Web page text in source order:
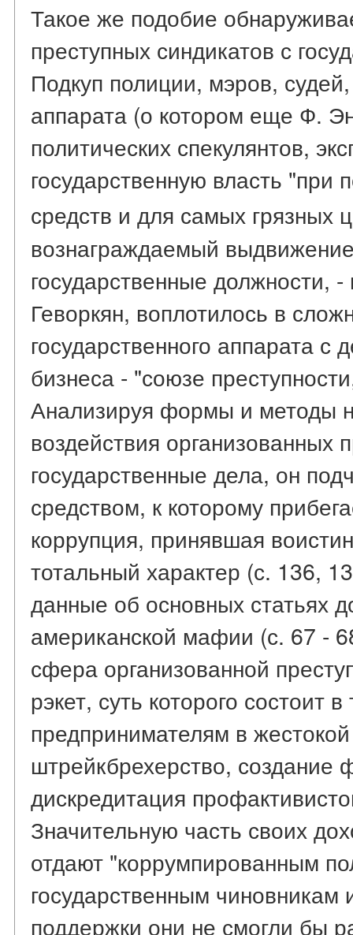
Такое же подобие
преступных синдикатов с
Подкуп полиции, мэров,
аппарата (о котором еще Ф.
политических спекулянтов,
государственную власть
средств и для самых грязных
вознаграждаемый
государственные должности,
Геворкян, воплотилось в
государственного аппарата с
бизнеса - "союзе
Анализируя формы и методы
воздействия организованных
государственные дела, он
средством, к которому
коррупция, принявшая
тотальный характер (с. 136,
данные об основных статьях
американской мафии (с. 67 -
сфера организованной
рэкет, суть которого состоит
предпринимателям в
штрейкбрехерство,
дискредитация
Значительную часть своих
отдают "коррумпированным
государственным
поддержки они не смогли бы